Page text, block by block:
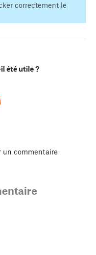
correctement le
été utile ?
un commentaire